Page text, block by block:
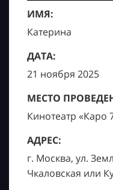
ИМЯ:
Катерина
ДАТА:
21 ноября 2025
МЕСТО
Кинотеатр «Каро
АДРЕС:
г. Москва, ул.
Чкаловская или